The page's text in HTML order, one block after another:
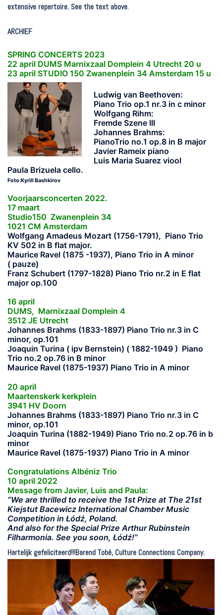
extensive repertoire. See the text above.
ARCHIEF
SPRING CONCERTS 2023
22 april DUMS Marnixzaal Domplein 4 Utrecht 20 u
23 april STUDIO 150 Zwanenplein 34 Amsterdam 15 u
Ludwig van Beethoven:
Piano Trio op.1 nr.3 in c minor
Wolfgang Rihm:
Fremde Szene III
Johannes Brahms:
PianoTrio no.1 op.8 in B major
Javier Rameix piano
Luis Maria Suarez viool
Paula Brizuela cello.
Foto:Kyrill Bashkirov
Voorjaarsconcerten 2022.
17 maart
Studio150 Zwanenplein 34
1021 CM Amsterdam
Wolfgang Amadeus Mozart (1756-1791), Piano Trio
KV 502 in B flat major.
Maurice Ravel (1875 -1937), Piano Trio in A minor
( pauze)
Franz Schubert (1797-1828) Piano Trio nr.2 in E flat
major op.100
16 april
DUMS, Marnixzaal Domplein 4
3512 JE Utrecht
Johannes Brahms (1833-1897) Piano Trio nr.3 in C
minor, op.101
Joaquin Turina ( ipv Bernstein) ( 1882-1949 ) Piano
Trio no.2 op.76 in B minor
Maurice Ravel (1875-1937) Piano Trio in A minor
20 april
Maartenskerk kerkplein
3941 HV Doorn
Johannes Brahms (1833-1897) Piano Trio nr.3 in C
minor, op.101
Joaquin Turina (1882-1949) Piano Trio no.2 op.76 in b
minor
Maurice Ravel (1875-1937) Piano Trio in A minor
Congratulations Albéniz Trio
10 april 2022
Message from Javier, Luis and Paula:
“We are thrilled to receive the 1st Prize at The 21st
Kiejstut Bacewicz International Chamber Music
Competition in Łódź, Poland.
And also for the Special Prize Arthur Rubinstein
Filharmonia. See you soon, Łódź!”
Hartelijk gefeliciteerd!!!Barend Tobé, Culture Connections Company.